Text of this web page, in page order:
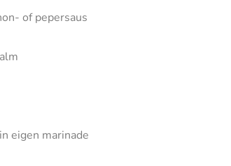
of pepersaus
eigen marinade